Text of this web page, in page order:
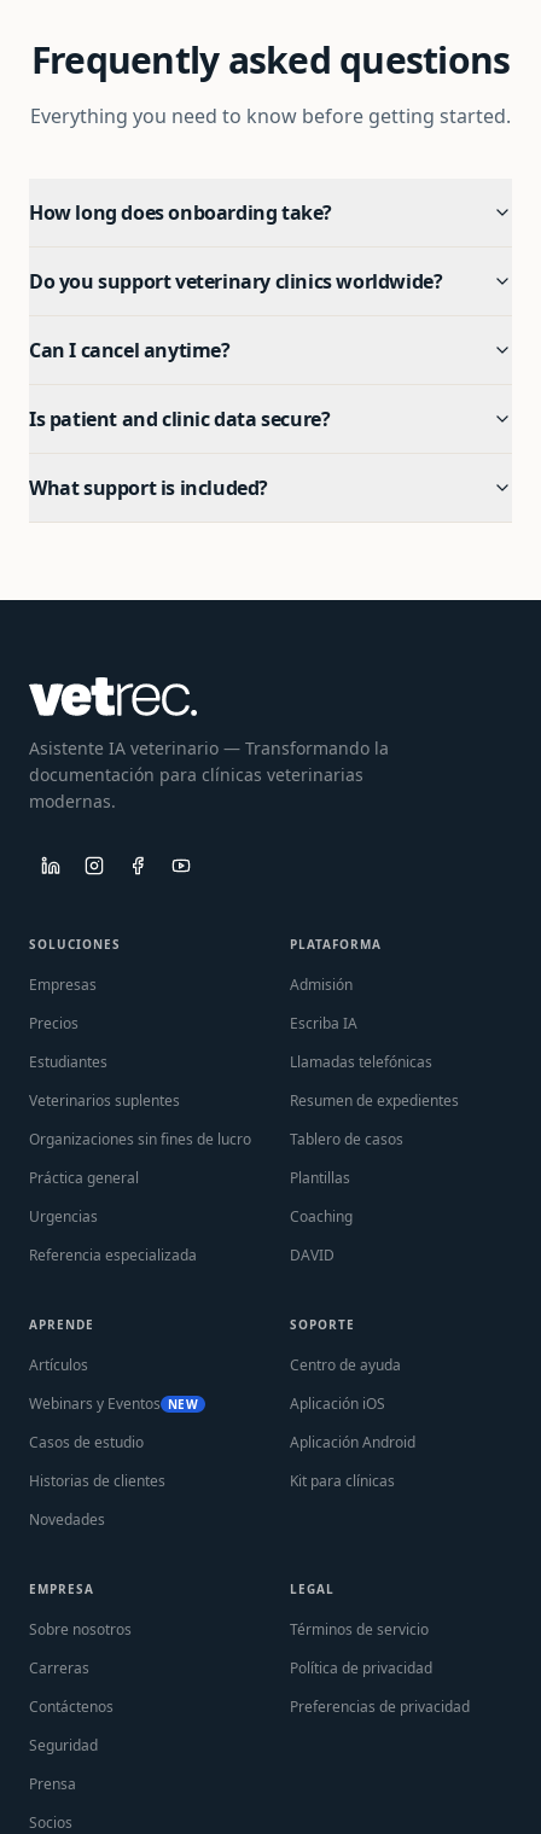
Frequently asked questions
Everything you need to know before getting started.
How long does onboarding take?
Do you support veterinary clinics worldwide?
Can I cancel anytime?
Is patient and clinic data secure?
What support is included?
Asistente IA veterinario — Transformando la
documentación para clínicas veterinarias
modernas.
SOLUCIONES
Empresas
Precios
Estudiantes
Veterinarios suplentes
Organizaciones sin fines de lucro
Práctica general
Urgencias
Referencia especializada
PLATAFORMA
Admisión
Escriba IA
Llamadas telefónicas
Resumen de expedientes
Tablero de casos
Plantillas
Coaching
DAVID
APRENDE
Artículos
Webinars y Eventos NEW
Casos de estudio
Historias de clientes
Novedades
SOPORTE
Centro de ayuda
Aplicación iOS
Aplicación Android
Kit para clínicas
EMPRESA
Sobre nosotros
Carreras
Contáctenos
Seguridad
Prensa
Socios
LEGAL
Términos de servicio
Política de privacidad
Preferencias de privacidad